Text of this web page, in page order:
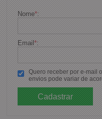
Nome*:
Email*:
Quero receber por e-mail
envios pode variar de